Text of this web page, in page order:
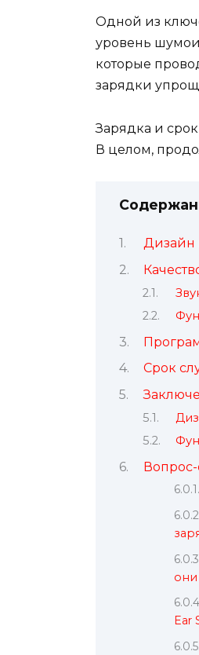
Одной из
уровень
которые
зарядки
Зарядка и
В целом,
Дизайн
Срок
Вопрос-
Ear